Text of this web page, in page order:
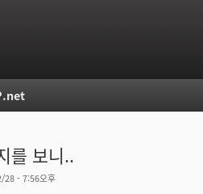
를 보니..
28 - 7:56오후